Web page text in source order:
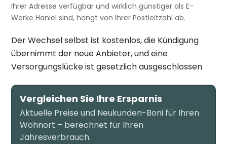
Ihrer Adresse verfügbar und wirklich günstiger als E-
Werke Haniel sind, hängt von Ihrer Postleitzahl ab.
Der Wechsel selbst ist kostenlos, die Kündigung
übernimmt der neue Anbieter, und eine
Versorgungslücke ist gesetzlich ausgeschlossen.
Vergleichen Sie Ihre Ersparnis
Aktuelle Preise und Neukunden-Boni für Ihren
Wohnort – berechnet für Ihren
Jahresverbrauch.